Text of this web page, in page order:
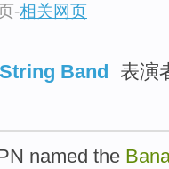
-相关网页
Band 表演
named the